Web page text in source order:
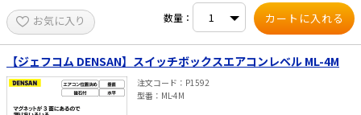
お気に入り 数量：
【ジェフコム DENSAN】スイッチボックスエアコンレベル ML-4M
注文コード
P1592
型番
ML-4M